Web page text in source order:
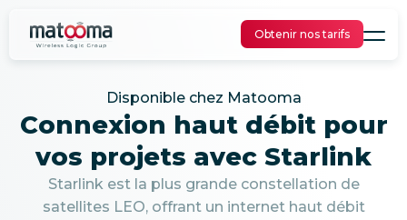
Obtenir nos tarifs
Disponible chez Matooma
Connexion haut débit pour
vos projets avec Starlink
Starlink est la plus grande constellation de
satellites LEO, offrant un internet haut débit